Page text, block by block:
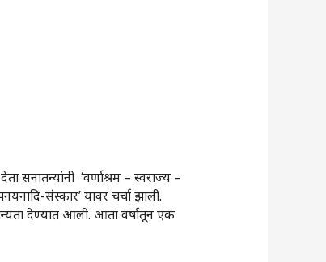
सनातन्यांनी ‌‘वर्णाश्रम – स्वराज्य –
संस्कार‌’ यावर चर्चा झाली.
देण्यात आली. आता वर्षातून एक